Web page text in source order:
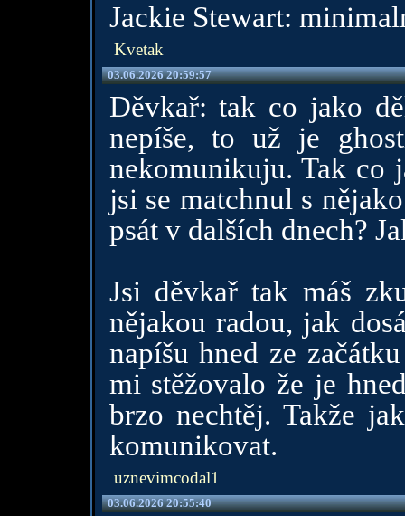
Jackie Stewart:
Kvetak
03.06.2026 20:59:57
Děvkař: tak co jako
nepíše, to už je
nekomunikuju. Tak co
jsi se matchnul s
psát v dalších dnech?
Jsi děvkař tak máš
nějakou radou, jak
napíšu hned ze
mi stěžovalo že je
brzo nechtěj. Takže
komunikovat.
uznevimcodal1
03.06.2026 20:55:40